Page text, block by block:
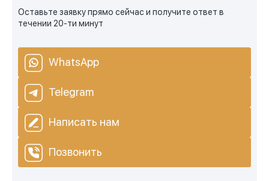
Оставьте заявку прямо сейчас и получите ответ в
течении 20-ти минут
WhatsApp
Telegram
Написать нам
Позвонить